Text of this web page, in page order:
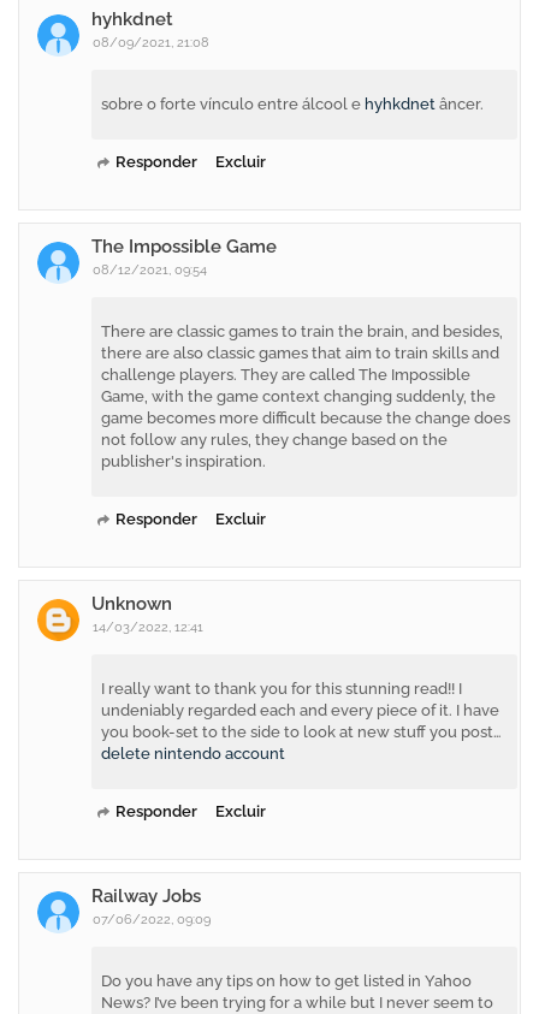
hyhkdnet
08/09/2021, 21:08
sobre o forte vínculo entre álcool e hyhkdnet âncer.
Responder Excluir
The Impossible Game
08/12/2021, 09:54
There are classic games to train the brain, and besides,
there are also classic games that aim to train skills and
challenge players. They are called The Impossible
Game, with the game context changing suddenly, the
game becomes more difficult because the change does
not follow any rules, they change based on the
publisher's inspiration.
Responder Excluir
Unknown
14/03/2022, 12:41
I really want to thank you for this stunning read!! I
undeniably regarded each and every piece of it. I have
you book-set to the side to look at new stuff you post…
delete nintendo account
Responder Excluir
Railway Jobs
07/06/2022, 09:09
Do you have any tips on how to get listed in Yahoo
News? I’ve been trying for a while but I never seem to